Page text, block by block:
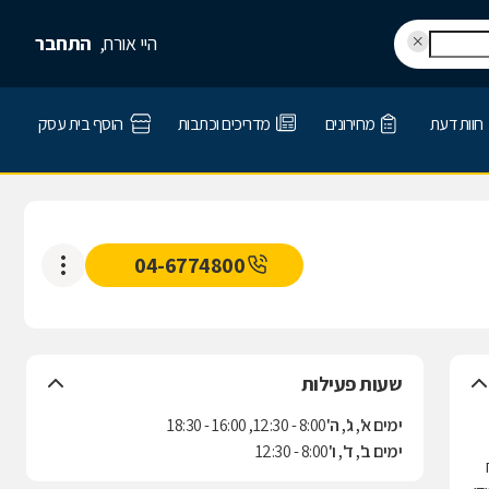
היי אורח, התחבר
חוות דעת מחירונים מדריכים וכתבות הוסף בית עסק
04-6774800
שעות פעילות
ימים א', ג', ה'8:00 - 12:30, 16:00 - 18:30
ימים ב', ד', ו'8:00 - 12:30